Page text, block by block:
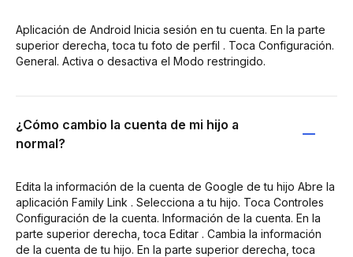
Aplicación de Android Inicia sesión en tu cuenta. En la parte
superior derecha, toca tu foto de perfil . Toca Configuración.
General. Activa o desactiva el Modo restringido.
¿Cómo cambio la cuenta de mi hijo a
normal?
Edita la información de la cuenta de Google de tu hijo Abre la
aplicación Family Link . Selecciona a tu hijo. Toca Controles
Configuración de la cuenta. Información de la cuenta. En la
parte superior derecha, toca Editar . Cambia la información
de la cuenta de tu hijo. En la parte superior derecha, toca